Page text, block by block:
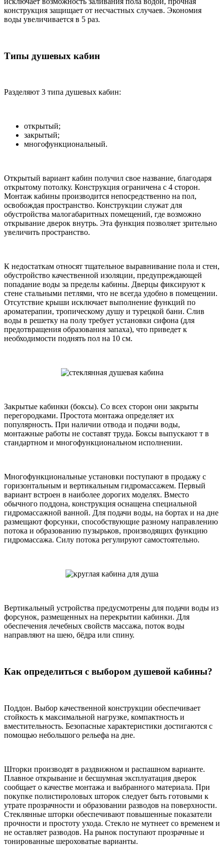
конструкция защищает от несчастных случаев. Экономия
воды увеличивается в 5 раз.
Типы душевых кабин
Разделяют 3 типа душевых кабин:
открытый;
закрытый;
многофункциональный.
Открытый вариант кабин получил свое название, благодаря
открытому потолку. Конструкция ограничена с 4 сторон.
Монтаж кабины производится непосредственно на пол,
освобождая пространство. Конструкции служат для
обустройства малогабаритных помещений, где возможно
открывание дверок внутрь. Эта функция позволяет зрительно
увеличить пространство.
К недостаткам относят тщательное выравнивание пола и стен,
обустройство качественной изоляции, предупреждающей
попадание воды за пределы кабины. Дверцы фиксируют к
стене стальными петлями, что не всегда удобно в помещении.
Отсутствие крыши исключает выполнение функций по
ароматерапии, тропическому душу и турецкой бани. Слив
воды в решетку на полу требует установки сифона (для
предотвращения образования запаха), что приведет к
необходимости поднять пол на 10 см.
Закрытые кабинки (боксы). Со всех сторон они закрыты
перегородками. Простота монтажа определяет их
популярность. При наличии отвода и подачи воды,
монтажные работы не составят труда. Боксы выпускают т в
стандартном и многофункциональном исполнении.
Многофункциональные установки поступают в продажу с
горизонтальным и вертикальным гидромассажем. Первый
вариант встроен в наиболее дорогих моделях. Вместо
обычного поддона, конструкция оснащена специальной
гидромассажной ванной. Для подачи воды, на бортах и на дне
размещают форсунки, способствующие разному направлению
потока и образованию пузырьков, производящих функцию
гидромассажа. Силу потока регулируют самостоятельно.
Вертикальный устройства предусмотрены для подачи воды из
форсунок, размещенных на перекрытии кабинки. Для
обеспечения лечебных свойств массажа, поток воды
направляют на шею, бёдра или спину.
Как определиться с выбором душевой кабины?
Поддон. Выбор качественной конструкции обеспечивает
стойкость к максимальной нагрузке, компактность и
вместительность. Безопасные характеристики достигаются с
помощью небольшого рельефа на дне.
Шторки производят в раздвижном и распашном варианте.
Плавное открывание и бесшумная эксплуатация дверок
сообщает о качестве монтажа и выбранного материала. При
покупке полистироловых шторок следует быть готовыми к
утрате прозрачности и образовании разводов на поверхности.
Стеклянные шторки обеспечивают повышенные показатели
прочности и простоту ухода. Стекло не мутнеет со временем и
не оставляет разводов. На рынок поступают прозрачные и
тонированные шероховатые варианты.